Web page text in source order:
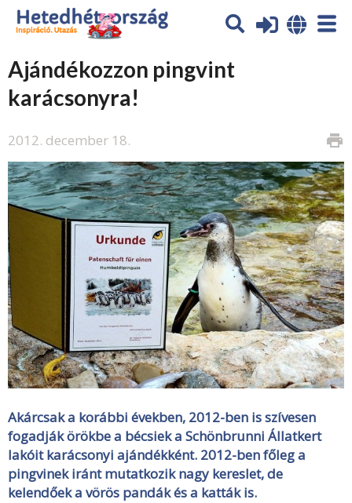
Ajándékozzon pingvint
karácsonyra!
2012. december 18. print
Akárcsak a korábbi években, 2012-ben is szívesen
fogadják örökbe a bécsiek a Schönbrunni Állatkert
lakóit karácsonyi ajándékként. 2012-ben főleg a
pingvinek iránt mutatkozik nagy kereslet, de
kelendőek a vörös pandák és a katták is.